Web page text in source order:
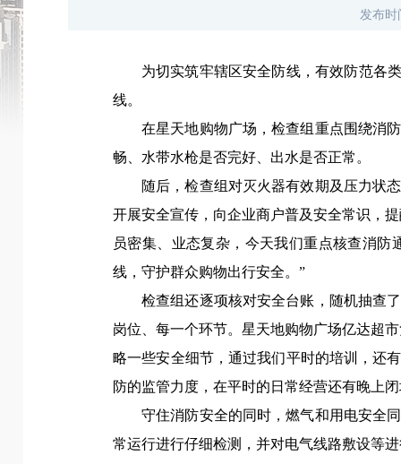
发布时
为切实筑牢辖区安全防线，有效防范各
线。
在星天地购物广场，检查组重点围绕消
畅、水带水枪是否完好、出水是否正常。
随后，检查组对灭火器有效期及压力状
开展安全宣传，向企业商户普及安全常识，
员密集、业态复杂，今天我们重点核查消
线，守护群众购物出行安全。 ”
检查组还逐项核对安全台账，随机抽查
岗位、每一个环节。星天地购物广场亿达超
略一些安全细节，通过我们平时的培训，还
防的监管力度，在平时的日常经营还有晚上
守住消防安全的同时，燃气和用电安全
常运行进行仔细检测，并对电气线路敷设等